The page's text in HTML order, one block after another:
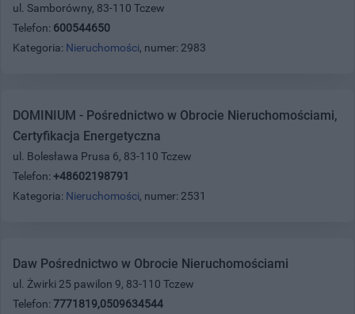
ul. Samborówny, 83-110 Tczew
Telefon: 600544650
Kategoria: Nieruchomości, numer: 2983
DOMINIUM - Pośrednictwo w Obrocie Nieruchomościami,
Certyfikacja Energetyczna
ul. Bolesława Prusa 6, 83-110 Tczew
Telefon: +48602198791
Kategoria: Nieruchomości, numer: 2531
Daw Pośrednictwo w Obrocie Nieruchomościami
ul. Żwirki 25 pawilon 9, 83-110 Tczew
Telefon: 7771819,0509634544